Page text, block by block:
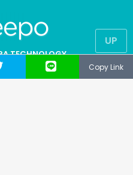
Copy Link
UP
TECHNOLOGY